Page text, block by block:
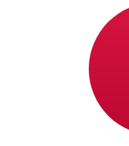
Los tiempos de
internacionales con
Miembros del Euro a
pago y el momento
transferencias
y 5 días laborables.
bancarios y los
afectar la entrega.
Saastopankki Oypara